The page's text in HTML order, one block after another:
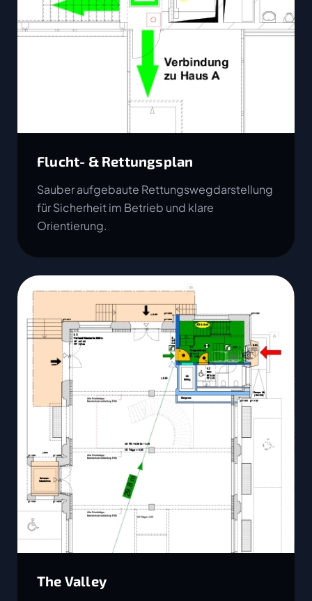
Flucht- & Rettungsplan
Sauber aufgebaute Rettungswegdarstellung
für Sicherheit im Betrieb und klare
Orientierung.
The Valley